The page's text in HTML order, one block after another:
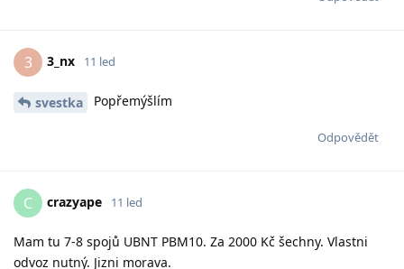
3 3_nx 11 led
svestka Popřemýšlím
Odpovědět
C crazyape 11 led
Mam tu 7-8 spojů UBNT PBM10. Za 2000 Kč šechny. Vlastni
odvoz nutný. Jizni morava.